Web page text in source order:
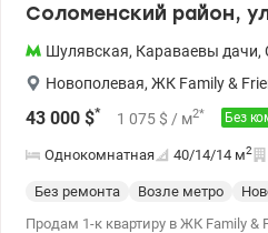
Соломенский район,
Шулявская, Караваевы дачи,
Новополевая, ЖК Family &
43 000 $* 1 075 $ / м2* Без
Однокомнатная 40/14/14 м2
Без ремонта Возле метро
Продам 1-к квартиру в ЖК Family &